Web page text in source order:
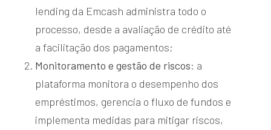
lending da Emcash administra todo o
processo, desde a avaliação de crédito até
a facilitação dos pagamentos;
Monitoramento e gestão de riscos: a
plataforma monitora o desempenho dos
empréstimos, gerencia o fluxo de fundos e
implementa medidas para mitigar riscos,